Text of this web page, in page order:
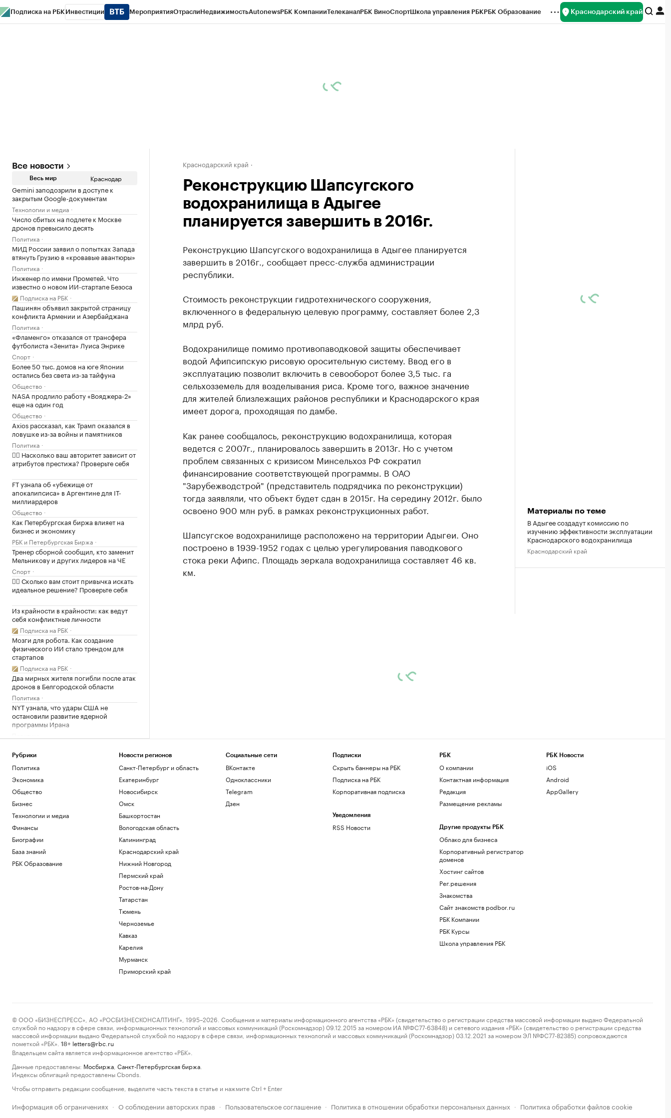
Подписка на РБК Инвестиции МероприятияОтраслиНедвижимостьAutonewsРБК КомпанииТелеканалРБК ВиноСпортШкола управления РБКРБК Образование Краснодарский край
Все новости
Весь мир Краснодар
Gemini заподозрили в доступе к
закрытым Google-документам
Технологии и медиа
Число сбитых на подлете к Москве
дронов превысило десять
Политика
МИД России заявил о попытках Запада
втянуть Грузию в «кровавые авантюры»
Политика
Инженер по имени Прометей. Что
известно о новом ИИ-стартапе Безоса
Подписка на РБК
Пашинян объявил закрытой страницу
конфликта Армении и Азербайджана
Политика
«Фламенго» отказался от трансфера
футболиста «Зенита» Луиса Энрике
Спорт
Более 50 тыс. домов на юге Японии
остались без света из-за тайфуна
Общество
NASA продлило работу «Вояджера-2»
еще на один год
Общество
Axios рассказал, как Трамп оказался в
ловушке из-за войны и памятников
Политика
✍🏻 Насколько ваш авторитет зависит от
атрибутов престижа? Проверьте себя
FT узнала об «убежище от
апокалипсиса» в Аргентине для IT-
миллиардеров
Общество
Как Петербургская биржа влияет на
бизнес и экономику
РБК и Петербургская Биржа
Тренер сборной сообщил, кто заменит
Мельникову и других лидеров на ЧЕ
Спорт
✍🏻 Сколько вам стоит привычка искать
идеальное решение? Проверьте себя
Из крайности в крайности: как ведут
себя конфликтные личности
Подписка на РБК
Мозги для робота. Как создание
физического ИИ стало трендом для
стартапов
Подписка на РБК
Два мирных жителя погибли после атак
дронов в Белгородской области
Политика
NYT узнала, что удары США не
остановили развитие ядерной
программы Ирана
скейтбординга сняла все ограничения
Спорт
Володин рассказал о запуске мер по
стабилизации топливного рынка
Общество
Загрузить еще
Краснодарский край
Реконструкцию Шапсугского
водохранилища в Адыгее
планируется завершить в 2016г.
Реконструкцию Шапсугского водохранилища в Адыгее планируется
завершить в 2016г., сообщает пресс-служба администрации
республики.
Стоимость реконструкции гидротехнического сооружения,
включенного в федеральную целевую программу, составляет более 2,3
млрд руб.
Водохранилище помимо противопаводковой защиты обеспечивает
водой Афипсипскую рисовую оросительную систему. Ввод его в
эксплуатацию позволит включить в севооборот более 3,5 тыс. га
сельхозземель для возделывания риса. Кроме того, важное значение
для жителей близлежащих районов республики и Краснодарского края
имеет дорога, проходящая по дамбе.
Как ранее сообщалось, реконструкцию водохранилища, которая
ведется с 2007г., планировалось завершить в 2013г. Но с учетом
проблем связанных с кризисом Минсельхоз РФ сократил
финансирование соответствующей программы. В ОАО
"Зарубежводстрой" (представитель подрядчика по реконструкции)
тогда заявляли, что объект будет сдан в 2015г. На середину 2012г. было
освоено 900 млн руб. в рамках реконструкционных работ.
Шапсугское водохранилище расположено на территории Адыгеи. Оно
построено в 1939-1952 годах с целью урегулирования паводкового
стока реки Афипс. Площадь зеркала водохранилища составляет 46 кв.
км.
Материалы по теме
В Адыгее создадут комиссию по
изучению эффективности эксплуатации
Краснодарского водохранилища
Краснодарский край
Рубрики
Политика
Экономика
Общество
Бизнес
Технологии и медиа
Финансы
Биографии
База знаний
РБК Образование
Новости регионов
Санкт-Петербург и область
Екатеринбург
Новосибирск
Омск
Башкортостан
Вологодская область
Калининград
Краснодарский край
Нижний Новгород
Пермский край
Ростов-на-Дону
Татарстан
Тюмень
Черноземье
Кавказ
Карелия
Мурманск
Приморский край
Социальные сети
ВКонтакте
Одноклассники
Telegram
Дзен
Подписки
Скрыть баннеры на РБК
Подписка на РБК
Корпоративная подписка
Уведомления
RSS Новости
РБК
О компании
Контактная информация
Редакция
Размещение рекламы
Другие продукты РБК
Облако для бизнеса
Корпоративный регистратор
доменов
Хостинг сайтов
Рег.решения
Знакомства
Сайт знакомств podbor.ru
РБК Компании
РБК Курсы
Школа управления РБК
РБК Новости
iOS
Android
AppGallery
© ООО «БИЗНЕСПРЕСС», АО «РОСБИЗНЕСКОНСАЛТИНГ», 1995–2026. Сообщения и материалы информационного агентства «РБК» (свидетельство о регистрации средства массовой информации выдано Федеральной
службой по надзору в сфере связи, информационных технологий и массовых коммуникаций (Роскомнадзор) 09.12.2015 за номером ИА №ФС77-63848) и сетевого издания «РБК» (свидетельство о регистрации средства
массовой информации выдано Федеральной службой по надзору в сфере связи, информационных технологий и массовых коммуникаций (Роскомнадзор) 03.12.2021 за номером ЭЛ №ФС77-82385) сопровождаются
пометкой «РБК».
18+ letters@rbc.ru
Владельцем сайта является информационное агентство «РБК».
Данные предоставлены: Мосбиржа Санкт-Петербургская биржа
Индексы облигаций предоставлены Cbonds.
Чтобы отправить редакции сообщение, выделите часть текста в статье и нажмите Ctrl + Enter
Информация об ограничениях · О соблюдении авторских прав · Пользовательское соглашение · Политика в отношении обработки персональных данных · Политика обработки файлов cookie